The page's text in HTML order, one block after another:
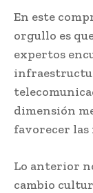
En este
orgullo es
expertos
dimensión
favorecer
Lo anterior
cambio